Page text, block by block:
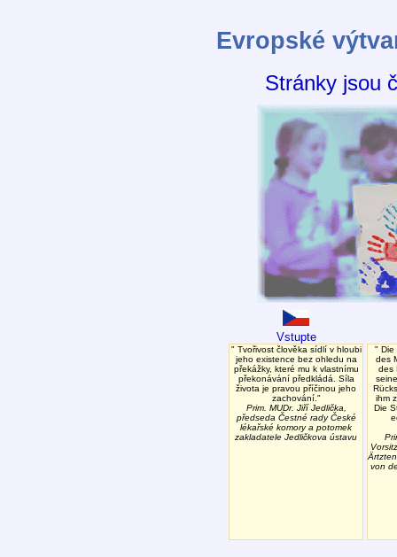
Evropské
Stránky jsou
Vstupte
Tvořivost člověka sídlí v hloubi
jeho existence bez ohledu na
překážky, které mu k vlastnímu
překonávání předkládá. Síla
života je pravou příčinou jeho
zachování.
Prim. MUDr. Jiří Jedlička,
předseda Čestné rady České
lékařské komory a potomek
zakladatele Jedličkova ústavu
Die
des
des
ihm
Die
von